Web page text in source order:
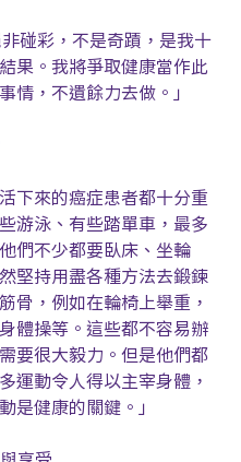
碰彩，不是奇蹟，是我十
果。我將爭取健康當作此
情，不遺餘力去做。」
下來的癌症患者都十分重
游泳、有些踏單車，最多
們不少都要臥床、坐輪
堅持用盡各種方法去鍛鍊
骨，例如在輪椅上舉重，
體操等。這些都不容易辦
要很大毅力。但是他們都
運動令人得以主宰身體，
是健康的關鍵。」